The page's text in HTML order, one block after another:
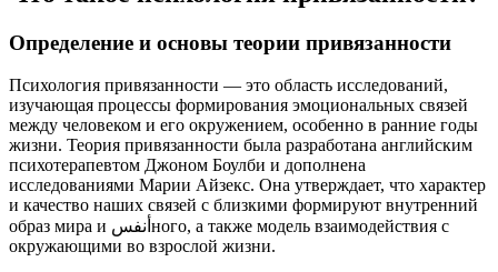
Определение и основы теории привязанности
Психология привязанности — это область исследований,
изучающая процессы формирования эмоциональных связей
между человеком и его окружением, особенно в ранние годы
жизни. Теория привязанности была разработана английским
психотерапевтом Джоном Боулби и дополнена
исследованиями Марии Айзекс. Она утверждает, что характер
и качество наших связей с близкими формируют внутренний
образ мира и أنفسного, а также модель взаимодействия с
окружающими во взрослой жизни.